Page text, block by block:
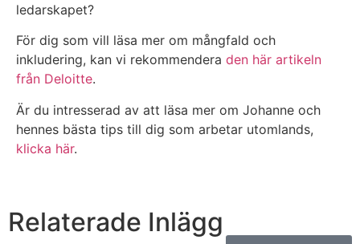
ledarskapet?
För dig som vill läsa mer om mångfald och
inkludering, kan vi rekommendera den här artikeln
från Deloitte.
Är du intresserad av att läsa mer om Johanne och
hennes bästa tips till dig som arbetar utomlands,
klicka här.
Relaterade Inlägg